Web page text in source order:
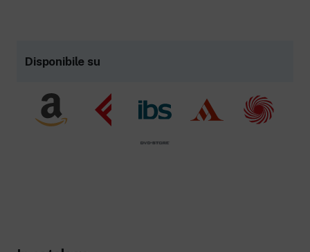
Disponibile su